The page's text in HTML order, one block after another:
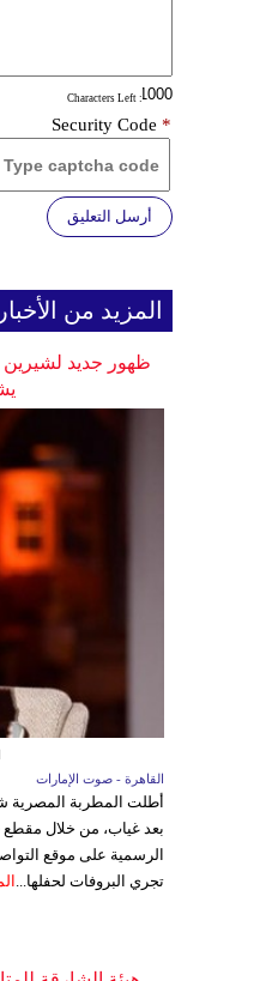
: Characters Left
Security Code *
أرسل التعليق
المزيد من الأخبار
ظهور جديد
القاهرة - صوت الإمارات
أطلت المطربة المصرية
بعد غياب، من خلال
الرسمية على موقع
تجري البروفات لحفلها...